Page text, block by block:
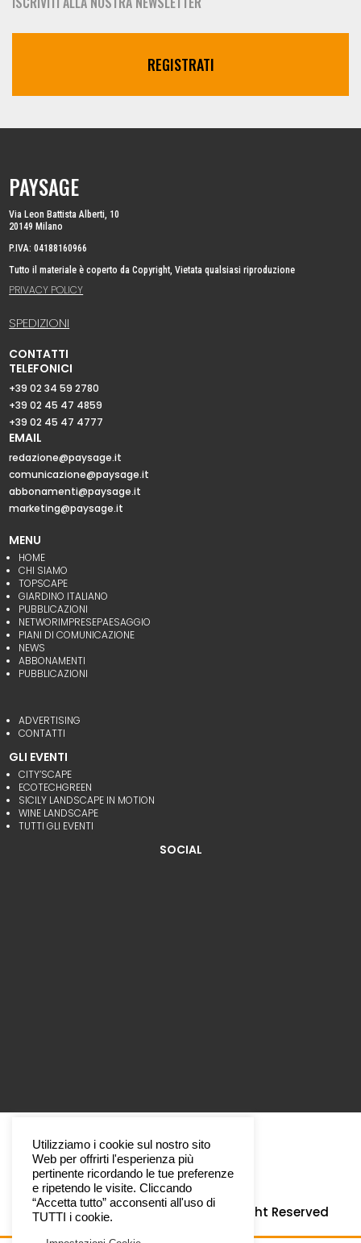
REGISTRATI
PAYSAGE
Via Leon Battista Alberti, 10
20149 Milano
P.IVA: 04188160966
Tutto il materiale è coperto da Copyright, Vietata qualsiasi riproduzione
PRIVACY POLICY
SPEDIZIONI
CONTATTI
TELEFONICI
+39 02 34 59 2780
+39 02 45 47 4859
+39 02 45 47 4777
EMAIL
redazione@paysage.it
comunicazione@paysage.it
abbonamenti@paysage.it
marketing@paysage.it
MENU
HOME
CHI SIAMO
TOPSCAPE
GIARDINO ITALIANO
PUBBLICAZIONI
NETWORIMPRESEPAESAGGIO
PIANI DI COMUNICAZIONE
NEWS
ABBONAMENTI
PUBBLICAZIONI
ADVERTISING
CONTATTI
GLI EVENTI
CITY’SCAPE
ECOTECHGREEN
SICILY LANDSCAPE IN MOTION
WINE LANDSCAPE
TUTTI GLI EVENTI
SOCIAL
Copyright © 2022 –PaysageAll Right Reserved
Utilizziamo i cookie sul nostro sito
Web per offrirti l'esperienza più
pertinente ricordando le tue preferenze
e ripetendo le visite. Cliccando
“Accetta tutto” acconsenti all'uso di
TUTTI i cookie.